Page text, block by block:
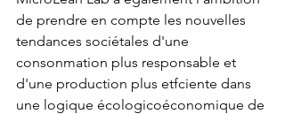
de prendre en compte les nouvelles
tendances sociétales d'une
consonmation plus responsable et
d'une production plus etfciente dans
une logique écologicoéconomique de